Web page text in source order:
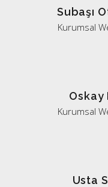
Subaşı
Kurumsal
Oskay
Kurumsal
Usta